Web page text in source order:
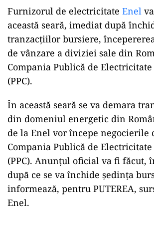
Furnizorul de electricitate Enel
această seară, imediat după
tranzacțiilor bursiere,
de vânzare a diviziei sale din
Compania Publică de
(PPC).
În această seară se va demara
din domeniul energetic din
de la Enel vor începe negocierile
Compania Publică de
(PPC). Anunțul oficial va fi făcut,
dupā ce se va închide ședința
informează, pentru PUTEREA,
Enel.